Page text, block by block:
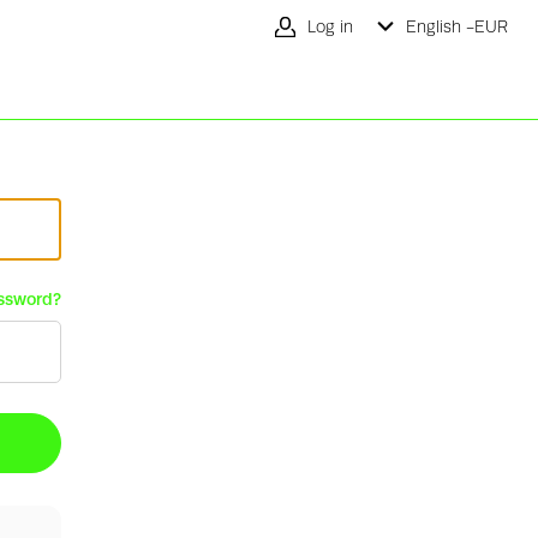
Log in English -EUR